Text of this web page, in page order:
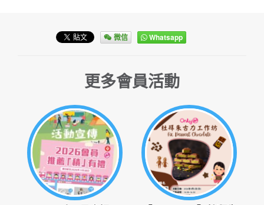
微信 Whatsapp
更多會員活動